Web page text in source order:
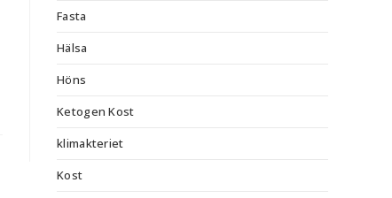
Fasta
Hälsa
Höns
Ketogen Kost
klimakteriet
Kost